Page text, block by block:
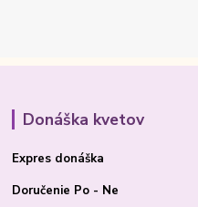
Donáška kvetov
Expres donáška
Doručenie Po - Ne